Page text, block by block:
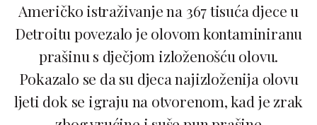
Američko istraživanje na 367 tisuća djece u
Detroitu povezalo je olovom kontaminiranu
prašinu s dječjom izloženošću olovu.
Pokazalo se da su djeca najizloženija olovu
ljeti dok se igraju na otvorenom, kad je zrak